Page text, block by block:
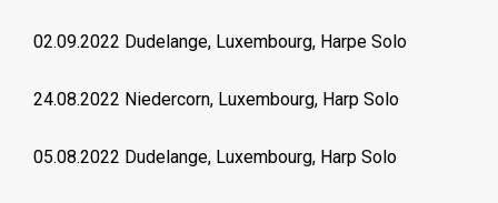
02.09.2022 Dudelange, Luxembourg, Harpe Solo
24.08.2022 Niedercorn, Luxembourg, Harp Solo
05.08.2022 Dudelange, Luxembourg, Harp Solo